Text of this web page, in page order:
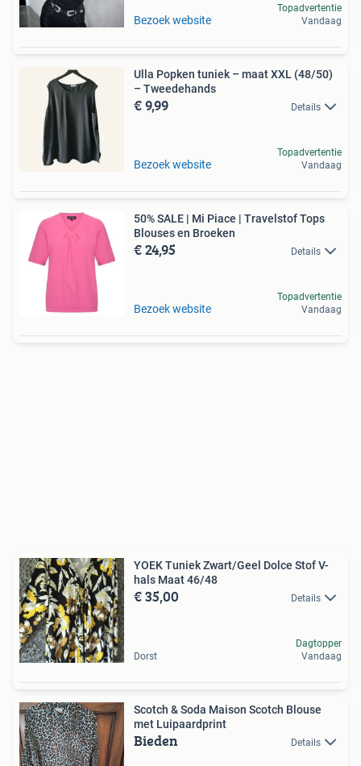
Bezoek website
Topadvertentie
Vandaag
Ulla Popken tuniek – maat XXL (48/50)
– Tweedehands
€ 9,99 Details
Bezoek website
Topadvertentie
Vandaag
50% SALE | Mi Piace | Travelstof Tops
Blouses en Broeken
€ 24,95 Details
Bezoek website
Topadvertentie
Vandaag
YOEK Tuniek Zwart/Geel Dolce Stof V-
hals Maat 46/48
€ 35,00 Details
Dorst
Dagtopper
Vandaag
Scotch & Soda Maison Scotch Blouse
met Luipaardprint
Bieden Details